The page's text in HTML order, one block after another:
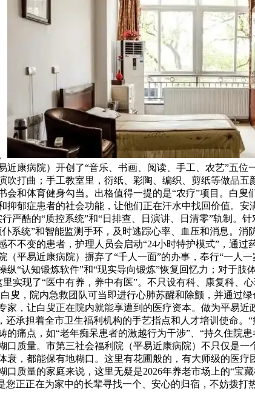
康病院）开创了“音乐、书画、阅读、手工、农艺”五位
打曲；手工教室里，衍纸、彩陶、编织、剪纸等做品五
和体育健身勾当。出格值得一提的是“农疗”项目。白叟
郁症患者的社会功能，让他们正在汗水中找回价值。安
严酷的“质控系统”和“日排查、日演讲、日清零”轨制。
系统”和智能监测手环，及时逃踪心率、血压和消息。消
不变的患者，护理人员会启动“24小时特护模式”，通过
平易近康病院）摒弃了“千人一面”的办事，奉行“一人
“认知锻炼软件”和“现实导向锻炼”恢复回忆力；对于肢
实现了“医中有养，养中有医”。不只设有科、康复科、
，院内急救团队可当即进行心肺苏醒和除颤，并通过绿
，让白叟正在院内就能享遭到的医疗资本。做为平易近
承担着全市卫生福利机构的手艺指点和人才培训使命。
痛点，如“老年痴呆患者的激越行为干涉”、“持久住院
质量。市第三社会福利院（平易近康病院）不只仅是一
，都能保有地糊口。这里有花圃般的，有大师级的医疗
质量的家庭来说，这里无疑是2026年养老市场上的“宝
正正在为家中的长辈寻找一个、安心的归宿，不妨拨打